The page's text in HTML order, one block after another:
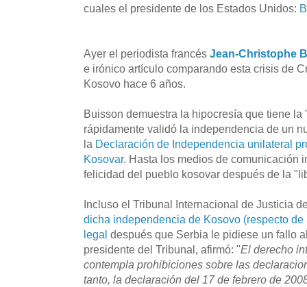
cuales el presidente de los Estados Unidos:
Ayer el periodista francés Jean-Christophe
e irónico artículo comparando esta crisis de
Kosovo hace 6 años.
Buisson demuestra la hipocresía que tiene
rápidamente validó la independencia de un
la Declaración de Independencia unilateral
Kosovar. Hasta los medios de comunicación
felicidad del pueblo kosovar después de la
Incluso el Tribunal Internacional de Justicia
dicha independencia de Kosovo (respecto
legal después que Serbia le pidiese un fallo
presidente del Tribunal, afirmó: "El derecho
contempla prohibiciones sobre las
tanto, la declaración del 17 de febrero de